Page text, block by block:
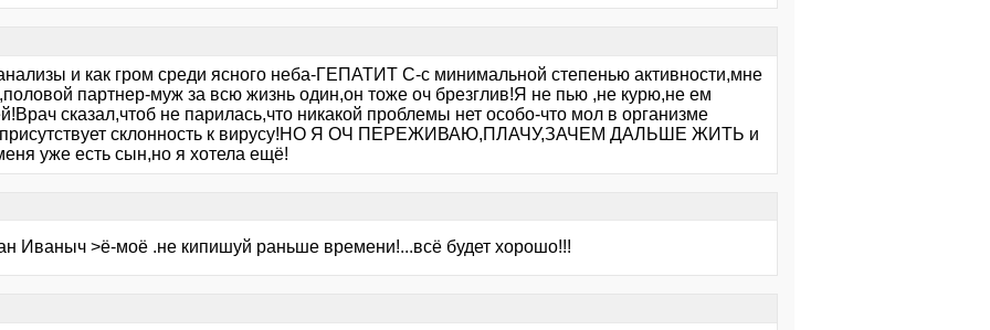
и как гром среди ясного неба-ГЕПАТИТ C-с минимальной степенью активности,мне
партнер-муж за всю жизнь один,он тоже оч брезглив!Я не пью ,не курю,не ем
сказал,чтоб не парилась,что никакой проблемы нет особо-что мол в организме
присутствует склонность к вирусу!НО Я ОЧ ПЕРЕЖИВАЮ,ПЛАЧУ,ЗАЧЕМ ДАЛЬШЕ ЖИТЬ и
уже есть сын,но я хотела ещё!
Иваныч >ё-моё .не кипишуй раньше времени!...всё будет хорошо!!!